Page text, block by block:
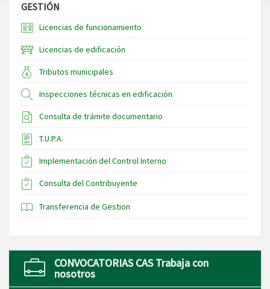
GESTIÓN
Licencias de funcionamiento
Licencias de edificación
Tributos municipales
Inspecciones técnicas en edificación
Consulta de trámite documentario
T.U.P.A.
Implementación del Control Interno
Consulta del Contribuyente
Transferencia de Gestion
CONVOCATORIAS CAS Trabaja con
nosotros